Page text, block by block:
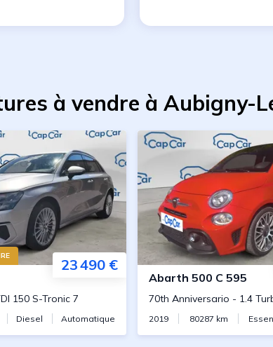
à vendre à Aubigny-
23 490 €
150 S-Tronic 7
Diesel Automatique
Abarth 500 C 595
70th Anniversario - 1.4
2019 80287 km